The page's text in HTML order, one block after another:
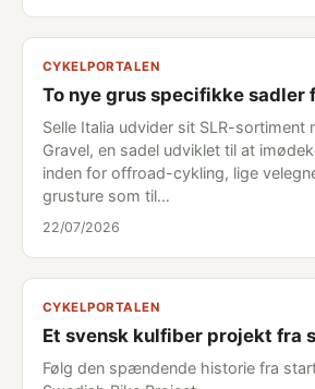
CYKELPORTALEN
To nye grus specifikke sadler
Selle Italia udvider sit SLR-sortiment
Gravel, en sadel udviklet til at
inden for offroad-cykling, lige
grusture som til…
22/07/2026
CYKELPORTALEN
Et svensk kulfiber projekt fra
Følg den spændende historie fra